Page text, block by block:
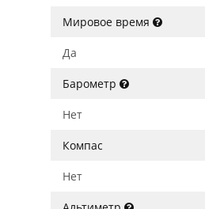
Мировое время
Да
Барометр
Нет
Компас
Нет